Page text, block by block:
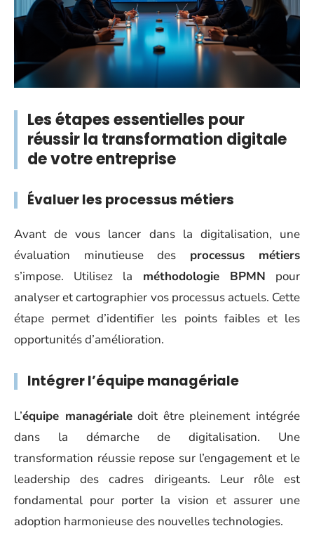
Les étapes essentielles pour
réussir la transformation digitale
de votre entreprise
Évaluer les processus métiers
Avant de vous lancer dans la digitalisation, une
évaluation minutieuse des processus métiers
s’impose. Utilisez la méthodologie BPMN pour
analyser et cartographier vos processus actuels. Cette
étape permet d’identifier les points faibles et les
opportunités d’amélioration.
Intégrer l’équipe managériale
L’équipe managérialedoit être pleinement intégrée
dans la démarche de digitalisation. Une
transformation réussie repose sur l’engagement et le
leadership des cadres dirigeants. Leur rôle est
fondamental pour porter la vision et assurer une
adoption harmonieuse des nouvelles technologies.